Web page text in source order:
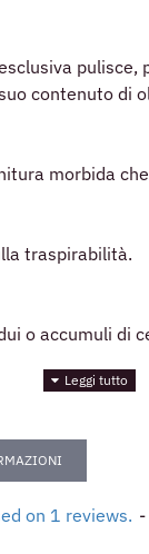
on 1 reviews. -
pulisce,
contenuto di
morbida
traspirabilità.
o accumuli di
lucentezza di